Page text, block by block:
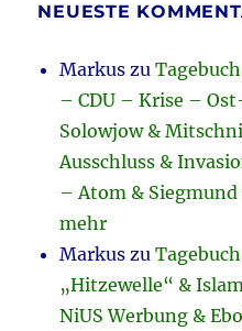
NEUESTE
Markus zu
– CDU – Krise –
Solowjow &
Ausschluss &
– Atom &
mehr
Markus zu
„Hitzewelle“ &
NiUS Werbung &